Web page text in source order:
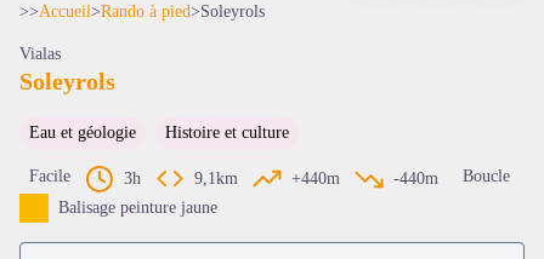
Voir l'image en plein écran
>>Accueil>Rando à pied>Soleyrols
Vialas
Soleyrols
Eau et géologie Histoire et culture
Facile 3h 9,1km +440m -440m
Boucle
Balisage peinture jaune